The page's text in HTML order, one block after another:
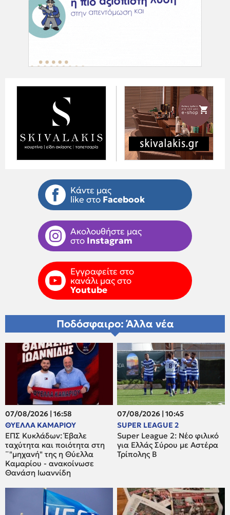
Κάντε μας
like στο Facebook
Ακολουθήστε μας
στο Instagram
Εγγραφείτε στο
κανάλι μας στο
Youtube
Ποδόσφαιρο: Άλλα νέα
07/08/2026 | 16:58
ΘΥΕΛΛΑ ΚΑΜΑΡΙΟΥ
ΕΠΣ Κυκλάδων: Έβαλε
ταχύτητα και ποιότητα στη
¨"μηχανή" της η Θύελλα
Καμαρίου - ανακοίνωσε
Θανάση Ιωαννίδη
07/08/2026 | 10:45
SUPER LEAGUE 2
Super League 2: Νέο φιλικό
για Ελλάς Σύρου με Αστέρα
Τρίπολης Β